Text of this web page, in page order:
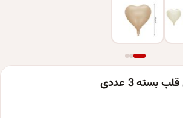
بسته 3 عددی